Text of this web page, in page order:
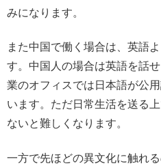
みになります。
また中国で働く場合は、英語
す。中国人の場合は英語を話
業のオフィスでは日本語が公
います。ただ日常生活を送る
ないと難しくなります。
一方で先ほどの異文化に触れ